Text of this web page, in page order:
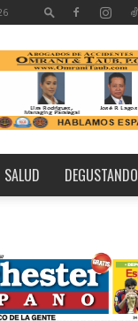
SALUD DEGUSTANDO